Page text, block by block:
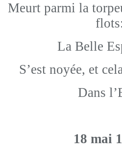
Meurt parmi la
La Belle
S’est noyée, et
Dans
18 mai